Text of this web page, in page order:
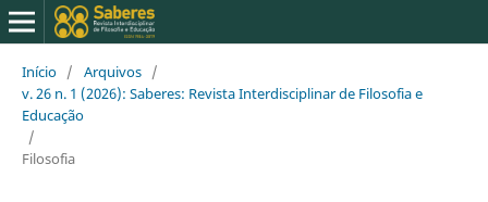
Início / Arquivos /
v. 26 n. 1 (2026): Saberes: Revista Interdisciplinar de Filosofia e
Educação
/
Filosofia